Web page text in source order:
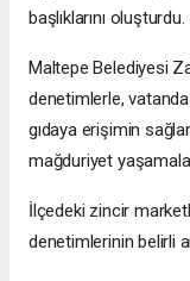
başlıklarını oluşturdu.
Maltepe Belediyesi
denetimlerle,
gıdaya erişimin
mağduriyet
İlçedeki zincir
denetimlerinin belirli